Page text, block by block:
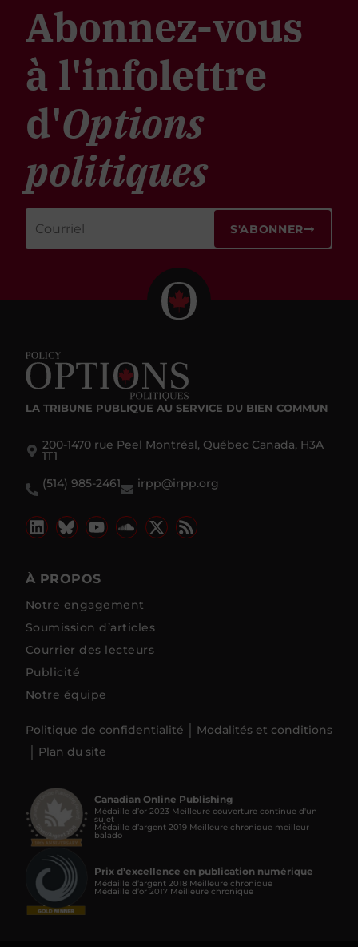
Abonnez-vous
à l'infolettre
d'Options
politiques
S'ABONNER
LA TRIBUNE PUBLIQUE AU SERVICE DU BIEN COMMUN
200-1470 rue Peel Montréal, Québec Canada, H3A
1T1
(514) 985-2461
irpp@irpp.org
À PROPOS
Notre engagement
Soumission d’articles
Courrier des lecteurs
Publicité
Notre équipe
Politique de confidentialité
Modalités et conditions
Plan du site
Canadian Online Publishing
Médaille d’or 2023 Meilleure couverture continue d'un
sujet
Médaille d’argent 2019 Meilleure chronique meilleur
balado
Prix d’excellence en publication numérique
Médaille d’argent 2018 Meilleure chronique
Médaille d’or 2017 Meilleure chronique